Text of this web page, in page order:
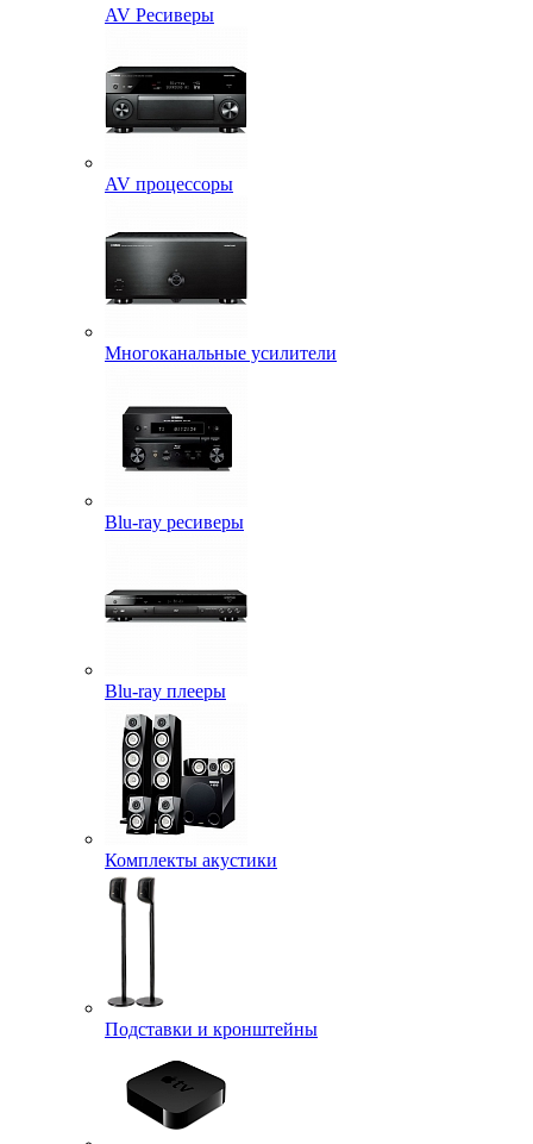
AV Ресиверы
AV процессоры
Многоканальные усилители
Blu-ray ресиверы
Blu-ray плееры
Комплекты акустики
Подставки и кронштейны